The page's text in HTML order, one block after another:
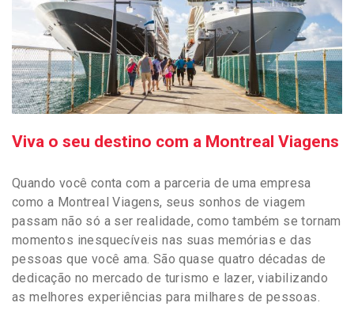
Viva o seu destino com a Montreal Viagens
Quando você conta com a parceria de uma empresa
como a Montreal Viagens, seus sonhos de viagem
passam não só a ser realidade, como também se tornam
momentos inesquecíveis nas suas memórias e das
pessoas que você ama. São quase quatro décadas de
dedicação no mercado de turismo e lazer, viabilizando
as melhores experiências para milhares de pessoas.